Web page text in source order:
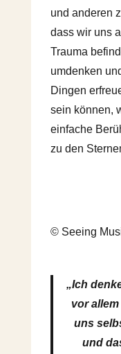
und anderen
dass wir uns
Trauma
umdenken
Dingen
sein können,
einfache
zu den
© Seeing
„Ich
vor
uns
und